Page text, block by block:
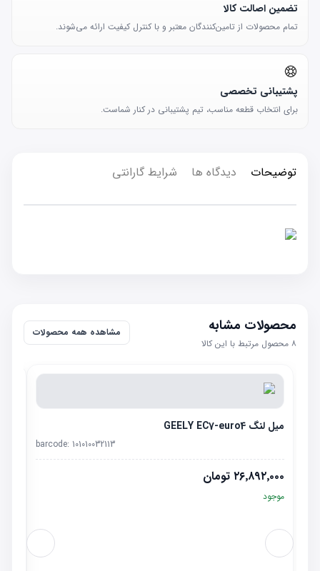
تضمین اصالت کالا
تمام محصولات از تامین‌کنندگان معتبر و با کنترل کیفیت ارائه می‌شوند.
پشتیبانی تخصصی
برای انتخاب قطعه مناسب، تیم پشتیبانی در کنار شماست.
توضیحات دیدگاه ها شرایط گارانتی
محصولات مشابه
۸ محصول مرتبط با این کالا
مشاهده همه محصولات
میل لنگ GEELY EC7-euro4
barcode: 101010032113
۲۶٬۸۹۲٬۰۰۰ تومان
موجود